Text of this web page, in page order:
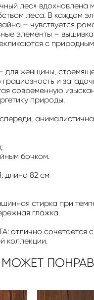
лес» вдохновлена
леса. В каждом
– чувствуется
элементы –
с
для женщины,
и
современную
природы.
бочком.
82 см
стирка при
глажка.
отлично сочетается с
коллекции.